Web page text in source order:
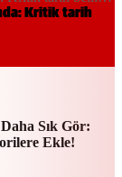
Kritik tarih
Sık Gör:
Ekle!